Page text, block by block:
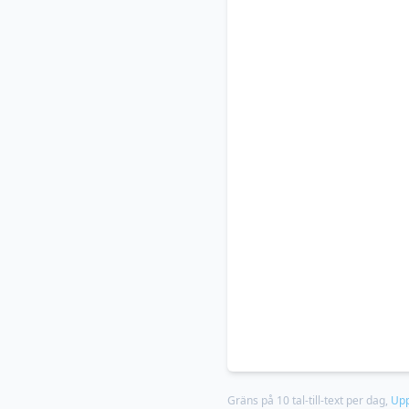
Gräns på 10 tal-till-text per dag,